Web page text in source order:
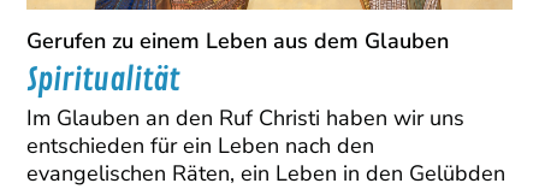
Gerufen zu einem Leben aus dem Glauben
Spiritualität
Im Glauben an den Ruf Christi haben wir uns
entschieden für ein Leben nach den
evangelischen Räten, ein Leben in den Gelübden